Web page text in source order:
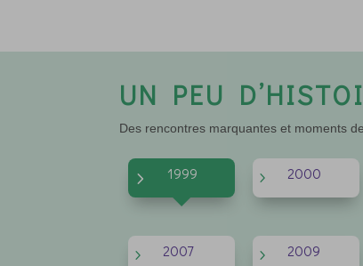
UN PEU
Des rencontres marquantes et moments
5 1999 5 2000
5 2007 5 2009